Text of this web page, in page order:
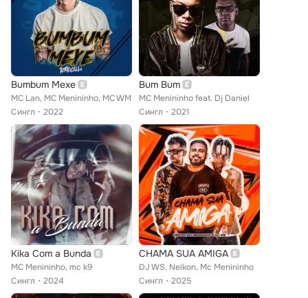
Bumbum Mexe
MC Lan, MC Menininho, MC WM
Сингл
2022
Bum Bum
MC Menininho feat. Dj Daniel
Сингл
2021
Kika Com a Bunda
MC Menininho, mc k9
Сингл
2024
CHAMA SUA AMIGA
DJ WS, Neikon, Mc Menininho
Сингл
2025